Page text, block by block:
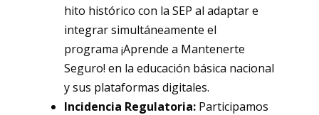
hito histórico con la SEP al adaptar e
integrar simultáneamente el
programa ¡Aprende a Mantenerte
Seguro! en la educación básica nacional
y sus plataformas digitales.
Incidencia Regulatoria: Participamos